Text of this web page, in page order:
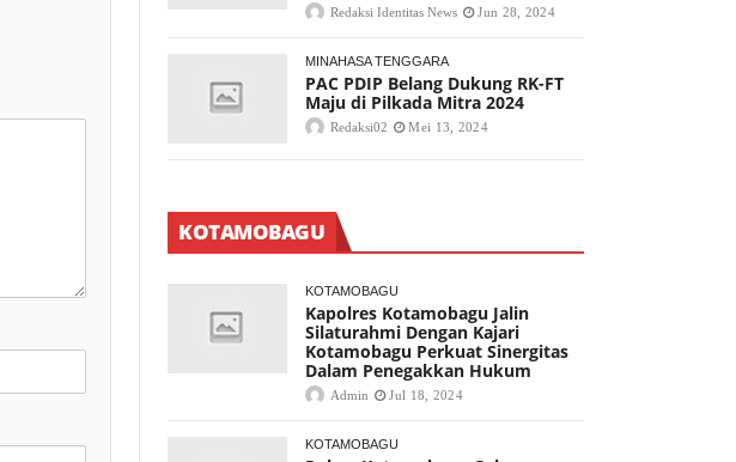
Redaksi Identitas News Jun 28, 2024
MINAHASA TENGGARA
PAC PDIP Belang Dukung RK-FT
Maju di Pilkada Mitra 2024
Redaksi02 Mei 13, 2024
KOTAMOBAGU
KOTAMOBAGU
Kapolres Kotamobagu Jalin
Silaturahmi Dengan Kajari
Kotamobagu Perkuat Sinergitas
Dalam Penegakkan Hukum
Admin Jul 18, 2024
KOTAMOBAGU